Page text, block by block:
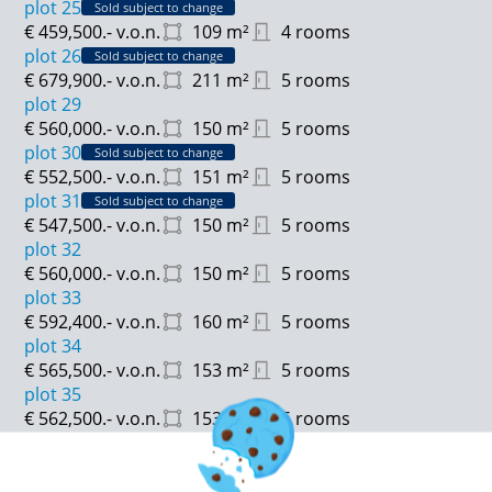
Gebruiksoppervlakte: van ca. 109 tot 137 m²
Inhoud: van ca. 423 tot 524 m³
Tuinligging:
Noordoost: 20 – 21 – 22 – 23 – 24 – 25
Oost: 15 – 16 – 17 – 18
West: 27 – 28
Zuid: 1 - 2 - 3 - 4 - 5 - 6 - 7 - 8 - 9 - 10 - 11 - 12 - 13 - 14
plot 25
Sold subject to change
109 m² 4 rooms
€ 459,500.-v.o.n.
plot 26
Sold subject to change
211 m² 5 rooms
€ 679,900.-v.o.n.
plot 29
150 m² 5 rooms
€ 560,000.-v.o.n.
plot 30
Sold subject to change
151 m² 5 rooms
€ 552,500.-v.o.n.
plot 31
Sold subject to change
150 m² 5 rooms
€ 547,500.-v.o.n.
plot 32
150 m² 5 rooms
€ 560,000.-v.o.n.
plot 33
160 m² 5 rooms
€ 592,400.-v.o.n.
plot 34
153 m² 5 rooms
€ 565,500.-v.o.n.
plot 35
153m² 5 rooms
€ 562,500.-v.o.n.
Sold subject to change
151m² 5 rooms